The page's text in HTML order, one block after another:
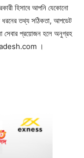
হিসাবে আপনি যেকোনো
ধরনের তথ্য সঠিকতা, আপডেট
সেবার প্রয়োজন হলে অনুগ্রহ
।